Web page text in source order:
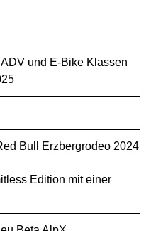
und E-Bike Klassen
Bull Erzbergrodeo 2024
Edition mit einer